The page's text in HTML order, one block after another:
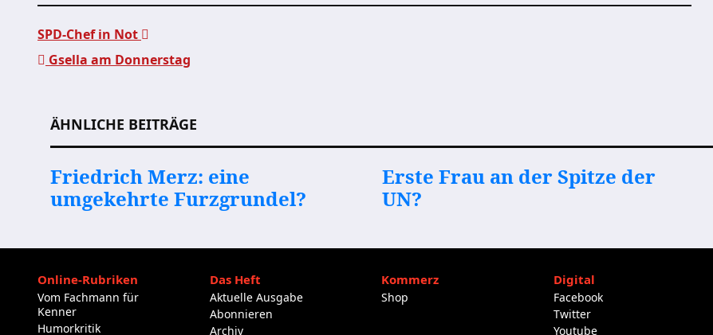
SPD-Chef in Not
Gsella am Donnerstag
ÄHNLICHE BEITRÄGE
Friedrich Merz: eine
umgekehrte Furzgrundel?
Erste Frau an der Spitze der
UN?
Online-Rubriken
Vom Fachmann für
Kenner
Humorkritik
Das Heft
Aktuelle Ausgabe
Abonnieren
Archiv
Kommerz
Shop
Digital
Facebook
Twitter
Youtube